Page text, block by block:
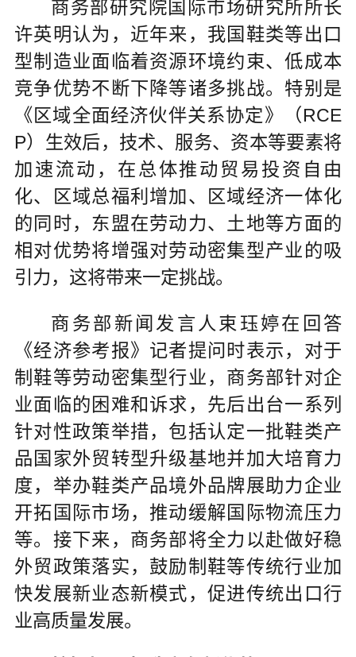
商务部研究院国际市场研究所所长
许英明认为，近年来，我国鞋类等出口
型制造业面临着资源环境约束、低成本
竞争优势不断下降等诸多挑战。特别是
《区域全面经济伙伴关系协定》（RCE
P）生效后，技术、服务、资本等要素将
加速流动，在总体推动贸易投资自由
化、区域总福利增加、区域经济一体化
的同时，东盟在劳动力、土地等方面的
相对优势将增强对劳动密集型产业的吸
引力，这将带来一定挑战。
商务部新闻发言人束珏婷在回答
《经济参考报》记者提问时表示，对于
制鞋等劳动密集型行业，商务部针对企
业面临的困难和诉求，先后出台一系列
针对性政策举措，包括认定一批鞋类产
品国家外贸转型升级基地并加大培育力
度，举办鞋类产品境外品牌展助力企业
开拓国际市场，推动缓解国际物流压力
等。接下来，商务部将全力以赴做好稳
外贸政策落实，鼓励制鞋等传统行业加
快发展新业态新模式，促进传统出口行
业高质量发展。